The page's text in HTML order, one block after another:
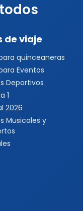
de viaje
quinceaneras
Eventos
Deportivos
1
2026
Musicales y